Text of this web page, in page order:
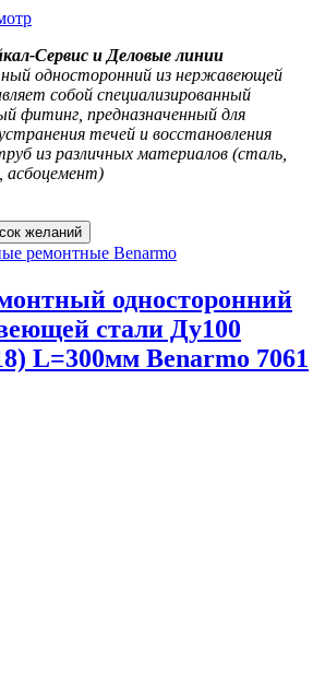
Сервис и Деловые линии
односторонний из нержавеющей
собой специализированный
фитинг, предназначенный для
течей и восстановления
из различных материалов (сталь,
асбоцемент)
желаний
ремонтные Benarmo
односторонний
стали Ду100
L=300мм Benarmo 7061